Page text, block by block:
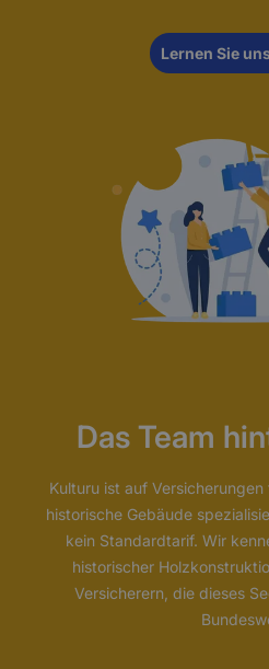
Lernen Sie
Das Team
Kulturu ist auf
historische Gebäude
kein Standardtarif. Wir
historischer
Versicherern, die dieses